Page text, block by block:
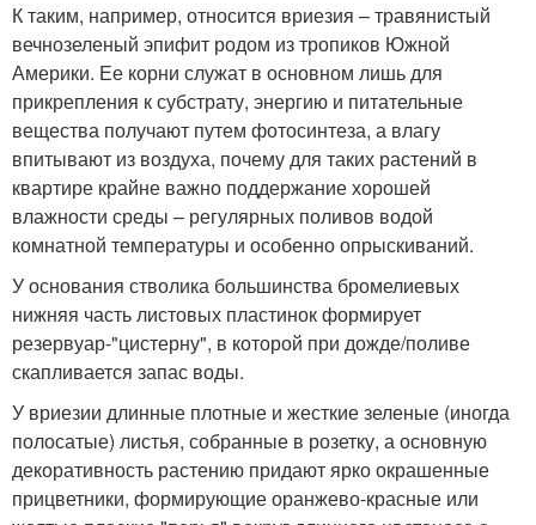
К таким, например, относится вриезия – травянистый
вечнозеленый эпифит родом из тропиков Южной
Америки. Ее корни служат в основном лишь для
прикрепления к субстрату, энергию и питательные
вещества получают путем фотосинтеза, а влагу
впитывают из воздуха, почему для таких растений в
квартире крайне важно поддержание хорошей
влажности среды – регулярных поливов водой
комнатной температуры и особенно опрыскиваний.
У основания стволика большинства бромелиевых
нижняя часть листовых пластинок формирует
резервуар-"цистерну", в которой при дожде/поливе
скапливается запас воды.
У вриезии длинные плотные и жесткие зеленые (иногда
полосатые) листья, собранные в розетку, а основную
декоративность растению придают ярко окрашенные
прицветники, формирующие оранжево-красные или